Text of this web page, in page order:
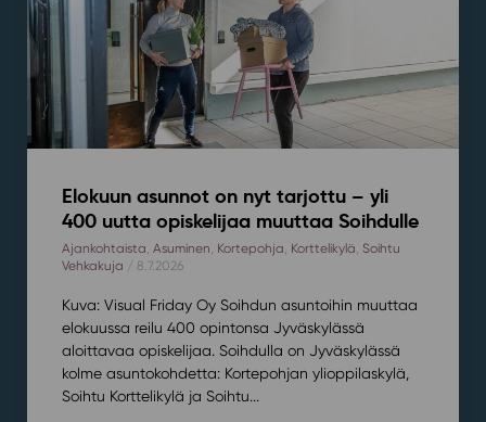
Elokuun asunnot on nyt tarjottu – yli
400 uutta opiskelijaa muuttaa Soihdulle
Ajankohtaista, Asuminen, Kortepohja, Korttelikylä, Soihtu
Vehkakuja / 8.7.2026
Kuva: Visual Friday Oy Soihdun asuntoihin muuttaa
elokuussa reilu 400 opintonsa Jyväskylässä
aloittavaa opiskelijaa. Soihdulla on Jyväskylässä
kolme asuntokohdetta: Kortepohjan ylioppilaskylä,
Soihtu Korttelikylä ja Soihtu...